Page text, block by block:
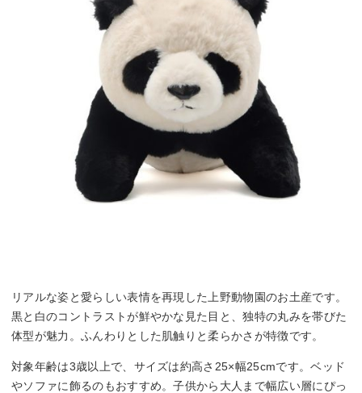
リアルな姿と愛らしい表情を再現した上野動物園のお土産です。
黒と白のコントラストが鮮やかな見た目と、独特の丸みを帯びた
体型が魅力。ふんわりとした肌触りと柔らかさが特徴です。
対象年齢は3歳以上で、サイズは約高さ25×幅25cmです。ベッド
やソファに飾るのもおすすめ。子供から大人まで幅広い層にぴっ